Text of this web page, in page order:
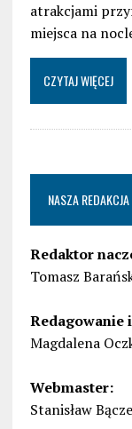
atrakcjami
miejsca na
CZYTAJ WIĘCEJ
NASZA REDAKCJA
Redaktor
Tomasz
Redagowanie
Magdalena
Webmaster:
Stanisław